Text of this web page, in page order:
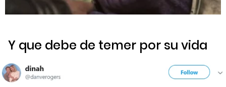
Y que debe de temer por su vida